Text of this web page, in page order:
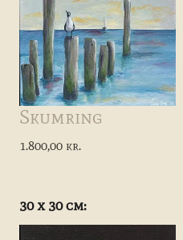
Skumring
1.800,00 kr.
30 x 30 cm: